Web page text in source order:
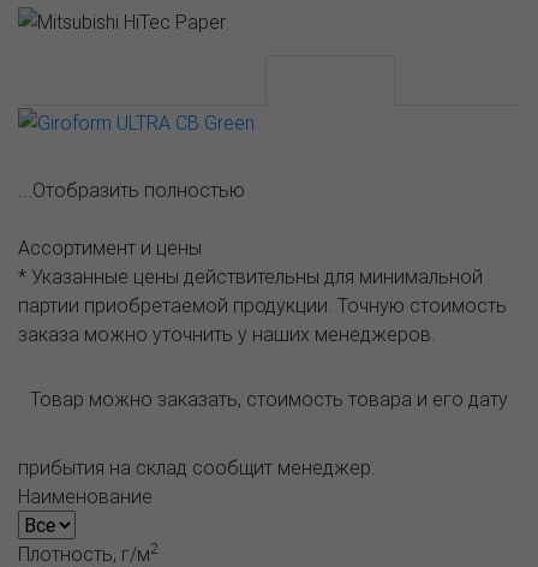
...Отобразить полностью
Ассортимент и цены
* Указанные цены действительны для минимальной
партии приобретаемой продукции. Точную стоимость
заказа можно уточнить у наших менеджеров.
Товар можно заказать, стоимость товара и его дату
прибытия на склад сообщит менеджер.
Наименование
Плотность, г/м2